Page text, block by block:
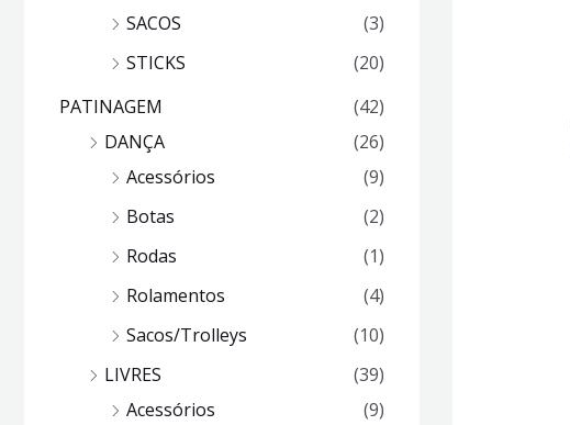
SACOS
(3)
STICKS
(20)
PATINAGEM
(42)
DANÇA
(26)
Acessórios
(9)
Botas
(2)
Rodas
(1)
Rolamentos
(4)
Sacos/Trolleys
(10)
LIVRES
(39)
Acessórios
(9)